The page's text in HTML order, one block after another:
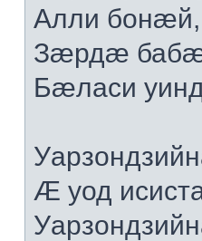
Алли бонæй,
Зæрдæ
Бæласи
Æ уод